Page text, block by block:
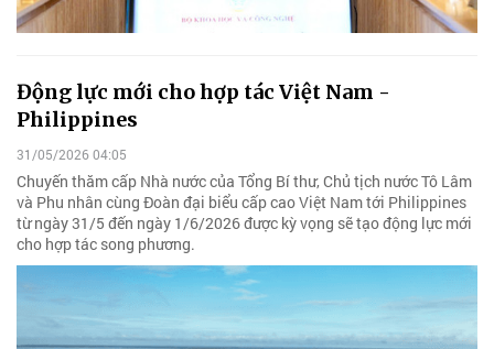
Động lực mới cho hợp tác Việt Nam -
Philippines
31/05/2026 04:05
Chuyến thăm cấp Nhà nước của Tổng Bí thư, Chủ tịch nước Tô Lâm
và Phu nhân cùng Đoàn đại biểu cấp cao Việt Nam tới Philippines
từ ngày 31/5 đến ngày 1/6/2026 được kỳ vọng sẽ tạo động lực mới
cho hợp tác song phương.